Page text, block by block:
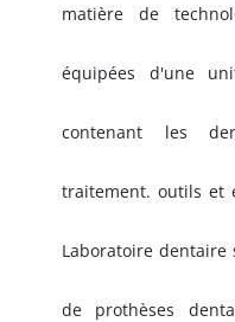
matière de
équipées d'une
contenant les
traitement. outils et
Laboratoire
de prothèses